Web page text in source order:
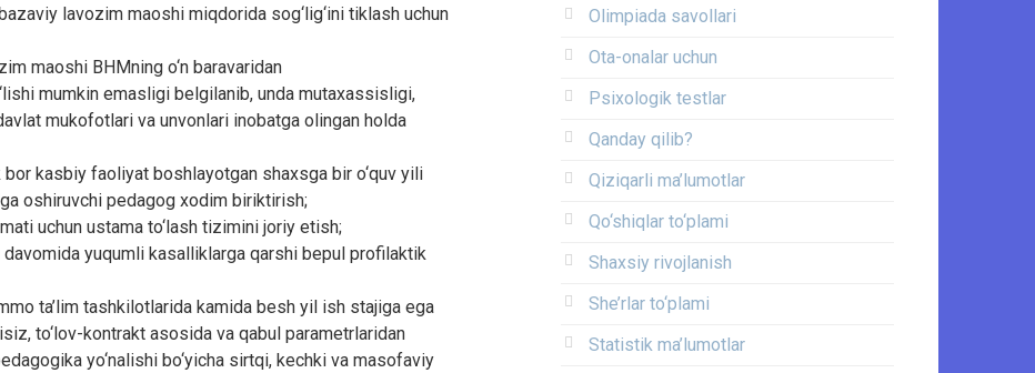
lavozim maoshi miqdorida sog‘lig‘ini tiklash uchun
maoshi BHMning o‘n baravaridan
mumkin emasligi belgilanib, unda mutaxassisligi,
mukofotlari va unvonlari inobatga olingan holda
kasbiy faoliyat boshlayotgan shaxsga bir o‘quv yili
oshiruvchi pedagog xodim biriktirish;
uchun ustama to‘lash tizimini joriy etish;
yuqumli kasalliklarga qarshi bepul profilaktik
ta’lim tashkilotlarida kamida besh yil ish stajiga ega
to‘lov-kontrakt asosida va qabul parametrlaridan
yo‘nalishi bo‘yicha sirtqi, kechki va masofaviy
Olimpiada savollari
Ota-onalar uchun
Psixologik testlar
Qanday qilib?
Qiziqarli ma’lumotlar
Qo‘shiqlar to‘plami
Shaxsiy rivojlanish
She’rlar to‘plami
Statistik ma’lumotlar